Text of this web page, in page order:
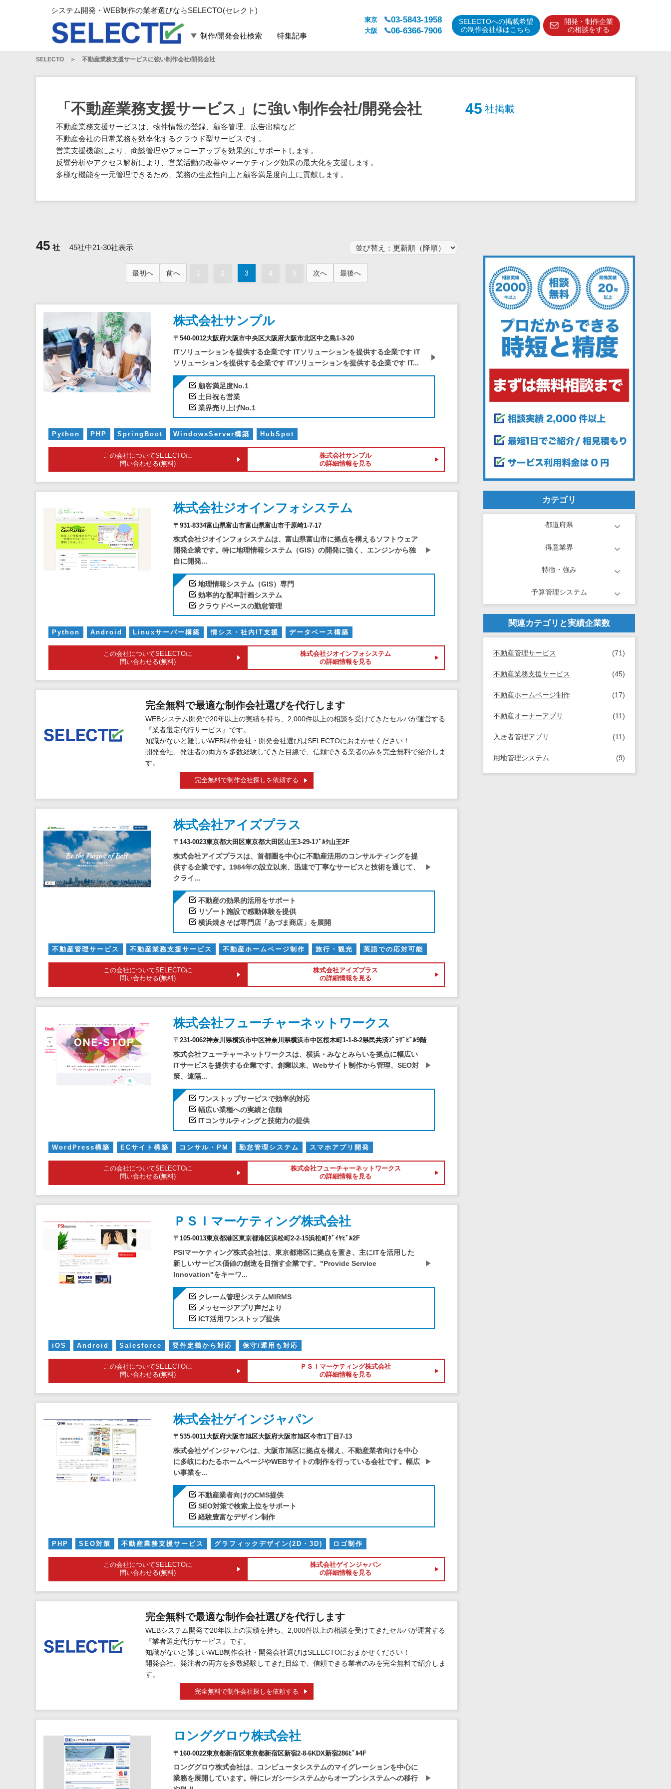
システム開発・WEB制作の業者選びならSELECTO(セレクト)
制作/開発会社検索 特集記事
東京 03-5843-1958
大阪 06-6366-7906
SELECTOへの掲載希望
の制作会社様はこちら
開発・制作企業
の相談をする
フレームワーク
パッケージ
システム開発
運用代行
コンテンツ制作
コンサルティング
マーケティング
ゲーム
WEBサービス
人事（労務管理）
人事（採用・評価・教育）
法務・総務
販売管理システム
カスタマーサポート
物流・流通向け
医療・介護業界向け
ブロックチェーン
官公庁・自治体向け
都道府県
対応地域
予算管理システム
SELECTO 不動産業務支援サービスに強い制作会社/開発会社
「不動産業務支援サービス」に強い制作会社/開発会社 45 社掲載
不動産業務支援サービスは、物件情報の登録、顧客管理、広告出稿など
不動産会社の日常業務を効率化するクラウド型サービスです。
営業支援機能により、商談管理やフォローアップを効果的にサポートします。
反響分析やアクセス解析により、営業活動の改善やマーケティング効果の最大化を支援します。
多様な機能を一元管理できるため、業務の生産性向上と顧客満足度向上に貢献します。
45 社 45社中21-30社表示
最初へ 前へ 1 2 3 4 5 次へ 最後へ
株式会社サンプル
〒540-0012大阪府大阪市中央区大阪府大阪市北区中之島1-3-20
ITソリューションを提供する企業です ITソリューションを提供する企業です IT
ソリューションを提供する企業です ITソリューションを提供する企業です IT...
顧客満足度No.1
土日祝も営業
業界売り上げNo.1
Python PHP SpringBoot WindowsServer構築 HubSpot
この会社についてSELECTOに
問い合わせる(無料)
株式会社サンプル
の詳細情報を見る
株式会社ジオインフォシステム
〒931-8334富山県富山市富山県富山市千原崎1-7-17
株式会社ジオインフォシステムは、富山県富山市に拠点を構えるソフトウェア
開発企業です。特に地理情報システム（GIS）の開発に強く、エンジンから独
自に開発...
地理情報システム（GIS）専門
効率的な配車計画システム
クラウドベースの勤怠管理
Python Android Linuxサーバー構築 情シス・社内IT支援 データベース構築
この会社についてSELECTOに
問い合わせる(無料)
株式会社ジオインフォシステム
の詳細情報を見る
完全無料で最適な制作会社選びを代行します
WEBシステム開発で20年以上の実績を持ち、2,000件以上の相談を受けてきたセルバが運営する
『業者選定代行サービス』です。
知識がないと難しいWEB制作会社・開発会社選びはSELECTOにおまかせください！
開発会社、発注者の両方を多数経験してきた目線で、信頼できる業者のみを完全無料で紹介しま
す。
完全無料で制作会社探しを依頼する
株式会社アイズプラス
〒143-0023東京都大田区東京都大田区山王3-29-1ﾌﾞﾙｸ山王2F
株式会社アイズプラスは、首都圏を中心に不動産活用のコンサルティングを提
供する企業です。1984年の設立以来、迅速で丁寧なサービスと技術を通じて、
クライ...
不動産の効果的活用をサポート
リゾート施設で感動体験を提供
横浜焼きそば専門店「あづま商店」を展開
不動産管理サービス 不動産業務支援サービス 不動産ホームページ制作 旅行・観光 英語での応対可能
この会社についてSELECTOに
問い合わせる(無料)
株式会社アイズプラス
の詳細情報を見る
株式会社フューチャーネットワークス
〒231-0062神奈川県横浜市中区神奈川県横浜市中区桜木町1-1-8-2県民共済ﾌﾟﾗｻﾞﾋﾞﾙ9階
株式会社フューチャーネットワークスは、横浜・みなとみらいを拠点に幅広い
ITサービスを提供する企業です。創業以来、Webサイト制作から管理、SEO対
策、遠隔...
ワンストップサービスで効率的対応
幅広い業種への実績と信頼
ITコンサルティングと技術力の提供
WordPress構築 ECサイト構築 コンサル・PM 勤怠管理システム スマホアプリ開発
この会社についてSELECTOに
問い合わせる(無料)
株式会社フューチャーネットワークス
の詳細情報を見る
ＰＳＩマーケティング株式会社
〒105-0013東京都港区東京都港区浜松町2-2-15浜松町ﾀﾞｲﾔﾋﾞﾙ2F
PSIマーケティング株式会社は、東京都港区に拠点を置き、主にITを活用した
新しいサービス価値の創造を目指す企業です。"Provide Service
Innovation"をキーワ...
クレーム管理システムMIRMS
メッセージアプリ声だより
ICT活用ワンストップ提供
iOS Android Salesforce 要件定義から対応 保守/運用も対応
この会社についてSELECTOに
問い合わせる(無料)
ＰＳＩマーケティング株式会社
の詳細情報を見る
株式会社ゲインジャパン
〒535-0011大阪府大阪市旭区大阪府大阪市旭区今市1丁目7-13
株式会社ゲインジャパンは、大阪市旭区に拠点を構え、不動産業者向けを中心
に多岐にわたるホームページやWEBサイトの制作を行っている会社です。幅広
い事業を...
不動産業者向けのCMS提供
SEO対策で検索上位をサポート
経験豊富なデザイン制作
PHP SEO対策 不動産業務支援サービス グラフィックデザイン(2D・3D) ロゴ制作
この会社についてSELECTOに
問い合わせる(無料)
株式会社ゲインジャパン
の詳細情報を見る
完全無料で最適な制作会社選びを代行します
WEBシステム開発で20年以上の実績を持ち、2,000件以上の相談を受けてきたセルバが運営する
『業者選定代行サービス』です。
知識がないと難しいWEB制作会社・開発会社選びはSELECTOにおまかせください！
開発会社、発注者の両方を多数経験してきた目線で、信頼できる業者のみを完全無料で紹介しま
す。
完全無料で制作会社探しを依頼する
ロンググロウ株式会社
〒160-0022東京都新宿区東京都新宿区新宿2-8-6KDX新宿286ﾋﾞﾙ4F
ロンググロウ株式会社は、コンピュータシステムのマイグレーションを中心に
業務を展開しています。特にレガシーシステムからオープンシステムへの移行
カテゴリ
都道府県
得意業界
特徴・強み
予算管理システム
関連カテゴリと実績企業数
不動産管理サービス (71)
不動産業務支援サービス (45)
不動産ホームページ制作 (17)
不動産オーナーアプリ (11)
入居者管理アプリ (11)
用地管理システム (9)